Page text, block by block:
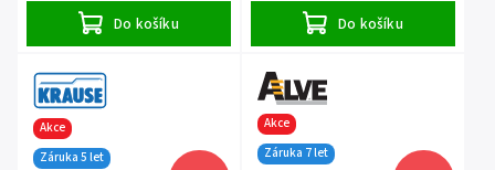
Do košíku Do košíku
Akce
Záruka 5 let
Akce
Záruka 7 let